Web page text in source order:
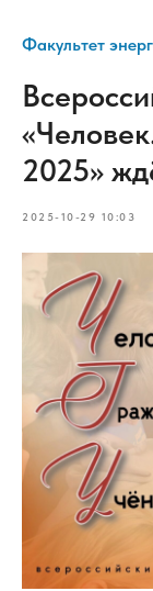
Факультет
2025»
2025-10-29 10:03